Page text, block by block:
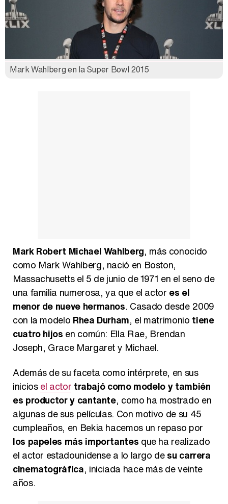
Magdalena de Suecia responde a las críticas y explica por qué le han permitido lanzar su propio negocio
Mark Wahlberg en la Super Bowl 2015
Mark Robert Michael Wahlberg, más conocido
como Mark Wahlberg, nació en Boston,
Massachusetts el 5 de junio de 1971 en el seno de
una familia numerosa, ya que el actor es el
menor de nueve hermanos. Casado desde 2009
con la modelo Rhea Durham, el matrimonio tiene
cuatro hijos en común: Ella Rae, Brendan
Joseph, Grace Margaret y Michael.
Además de su faceta como intérprete, en sus
iniciosel actor trabajó como modelo y también
es productor y cantante, como ha mostrado en
algunas de sus películas. Con motivo de su 45
cumpleaños, en Bekia hacemos un repaso por
los papeles más importantes que ha realizado
el actor estadounidense a lo largo desu carrera
cinematográfica, iniciada hace más de veinte
años.